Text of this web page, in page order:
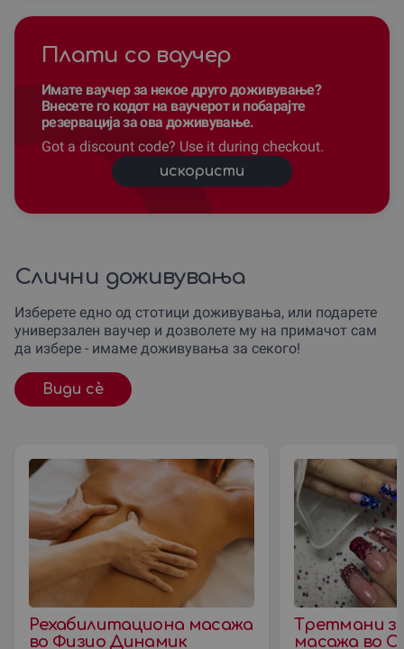
Плати со ваучер
Имате ваучер за некое друго доживување?
Внесете го кодот на ваучерот и побарајте
резервација за ова доживување.
Got a discount code? Use it during checkout.
искористи
Слични доживувања
Изберете едно од стотици доживувања, или подарете
универзален ваучер и дозволете му на примачот сам
да избере - имаме доживувања за секого!
Види сè
Рехабилитациона масажа
во Физио Динамик
Третмани
масажа во